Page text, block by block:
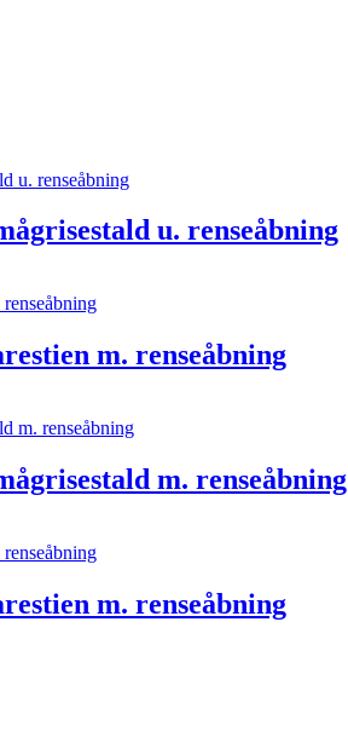
u. renseåbning
m. renseåbning
m. renseåbning
m. renseåbning